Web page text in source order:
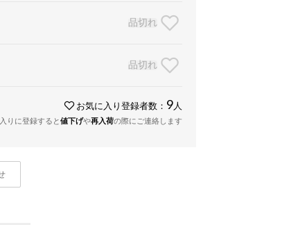
品切れ
品切れ
お気に入り登録者数： 9 人
りに登録すると値下げや再入荷の際にご連絡します